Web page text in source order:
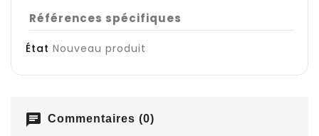
Références spécifiques
État Nouveau produit
chat Commentaires (0)